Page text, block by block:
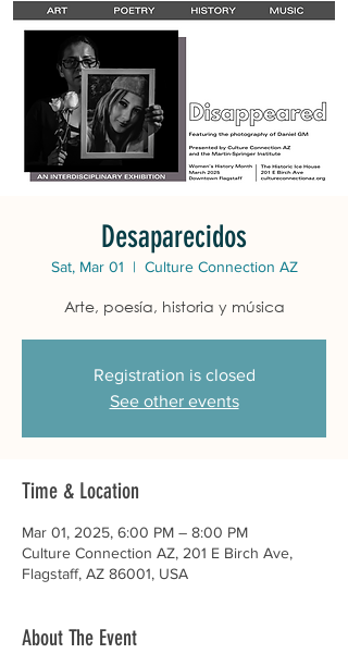
Desaparecidos
Sat, Mar 01
  |
Culture Connection AZ
Arte, poesía, historia y música
Registration is closed
See other events
Time & Location
Mar 01, 2025, 6:00 PM – 8:00 PM
Culture Connection AZ, 201 E Birch Ave,
Flagstaff, AZ 86001, USA
About The Event